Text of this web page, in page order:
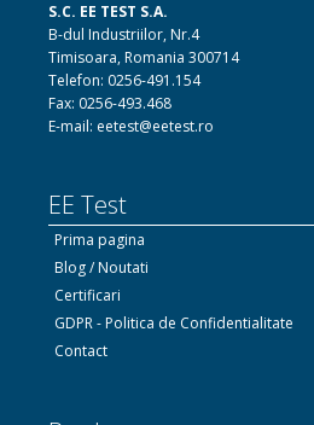
S.C. EE TEST S.A.
B-dul Industriilor, Nr.4
Timisoara, Romania 300714
Telefon: 0256-491.154
Fax: 0256-493.468
E-mail: eetest@eetest.ro
EE Test
Prima pagina
Blog / Noutati
Certificari
GDPR - Politica de Confidentialitate
Contact